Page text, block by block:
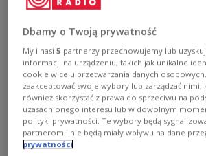
Thursday, July 3, 2025.
EPA/VATICAN MEDIA
Speaking to reporters after the
Duda described the meeting as "a
saying that it was "both a
visit" as his second presidential
Dbamy o Twoją prywatność
My i nasi5 partnerzy przechowujemy lub
informacji na urządzeniu, takich jak unikalne
cookie w celu przetwarzania danych
zaakceptować swoje wybory lub zarządzać nimi,
również skorzystać z prawa do sprzeciwu na
uzasadnionego interesu lub w dowolnym
polityki prywatności. Te wybory będą
partnerom i nie będą miały wpływu na dane
prywatności